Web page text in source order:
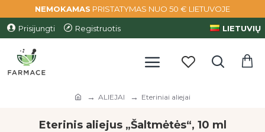
NEMOKAMAS PRISTATYMAS NUO 50 € LIETUVOJE
Prisijungti Registruotis LIETUVIŲ
ALIEJAI Eteriniai aliejai
Eterinis aliejus „Šaltmėtės“, 10 ml